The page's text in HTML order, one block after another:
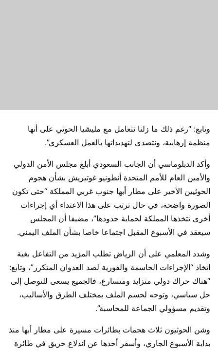
وتابع: “رغم ذلك ما زلنا نتعامل مع مليشيا الحوثي على أنها
منظمة إرهابية، ونتصدى لتهديداتها بالعمل العسكري”.
وأكد الدبلوماسي أن الجانب السعودي أبلغ مجلس الأمن الدولي
والأمين العام للأمم المتحدة أنطونيو غوتيريش بشأن هجوم
الحوثيين الأخير على مطار أبها جنوب غربي المملكة “حتى تكون
الصورة واضحة، في حال ترتب على هذا الاعتداء أي إجراءات
أخرى تتخذها المملكة لحماية حدودها”، مضيفا أن المجلس
سيعقد في الأسبوع المقبل اجتماعا خاصا بشأن الملف اليمني.
وشدد المعلمي على أن الرياض تطلب المزيد من التفاعل بغية
اتخاذ “الإجراءات الحاسمة والفورية لصد العدوان المتكرر”، وتابع:
“هناك حراك دولي متزايد ومتسارع، فالجميع يسعى للتوصل إلى
حل سياسي، وتوجه لحسم الملف بمختلف الطرق والأساليب،
وتقديم مسؤولي الجماعة للمحاسبة”.
وشن الحوثيون ثلاث هجمات بطائرات مسيرة على مطار أبها منذ
بداية الأسبوع الجاري، وأسفر أحدها عن اندلاع حريق في طائرة